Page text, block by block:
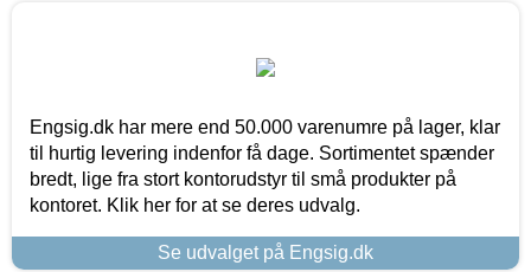
Engsig.dk har mere end 50.000 varenumre på lager, klar
til hurtig levering indenfor få dage. Sortimentet spænder
bredt, lige fra stort kontorudstyr til små produkter på
kontoret. Klik her for at se deres udvalg.
Se udvalget på Engsig.dk